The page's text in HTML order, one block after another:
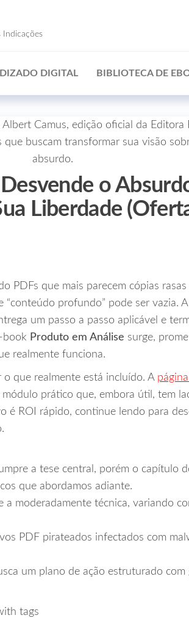
Indicações
DIGITAL BIBLIOTECA DE
o
Liberdade
PDFs que mais parecem cópias
“conteúdo profundo” pode ser vazia.
um passo a passo aplicável e
Produto em Análise surge,
realmente funciona.
o que realmente está incluído. A
prático que, embora útil, tem
é ROI rápido, continue lendo para
a tese central, porém o capítulo
que abordamos adiante.
a moderadamente técnica, variando
PDF pirateados infectados com
um plano de ação estruturado com
tags